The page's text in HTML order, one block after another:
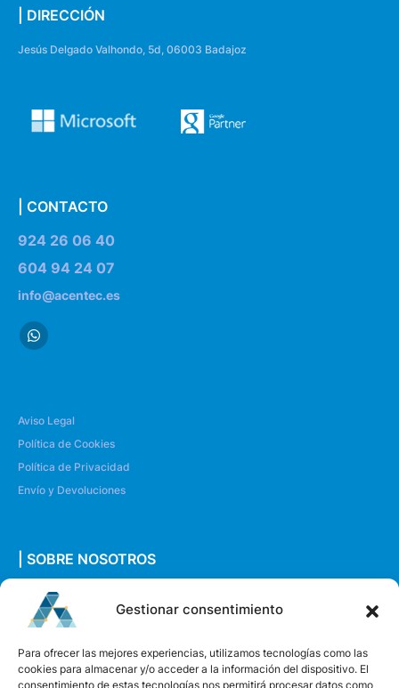
Gestionar consentimiento
Para ofrecer las mejores experiencias, utilizamos tecnologías como las
cookies para almacenar y/o acceder a la información del dispositivo. El
consentimiento de estas tecnologías nos permitirá procesar datos como
| DIRECCIÓN
Jesús Delgado Valhondo, 5d, 06003 Badajoz
| CONTACTO
924 26 06 40
604 94 24 07
info@acentec.es
Aviso Legal
Política de Cookies
Política de Privacidad
Envío y Devoluciones
| SOBRE NOSOTROS
Quiénes somos
Envíanos un mensaje